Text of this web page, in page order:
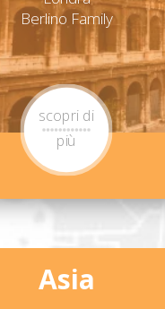
Berlino Family
scopri di
più
Asia